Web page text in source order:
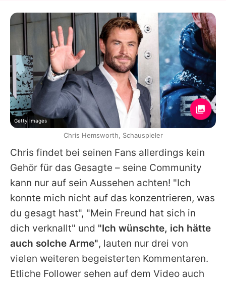
Chris findet bei seinen Fans allerdings kein
Gehör für das Gesagte – seine Community
kann nur auf sein Aussehen achten! "Ich
konnte mich nicht auf das konzentrieren, was
du gesagt hast", "Mein Freund hat sich in
dich verknallt" und "Ich wünschte, ich hätte
auch solche Arme", lauten nur drei von
vielen weiteren begeisterten Kommentaren.
Etliche Follower sehen auf dem Video auch
Getty Images
Chris Hemsworth, Schauspieler